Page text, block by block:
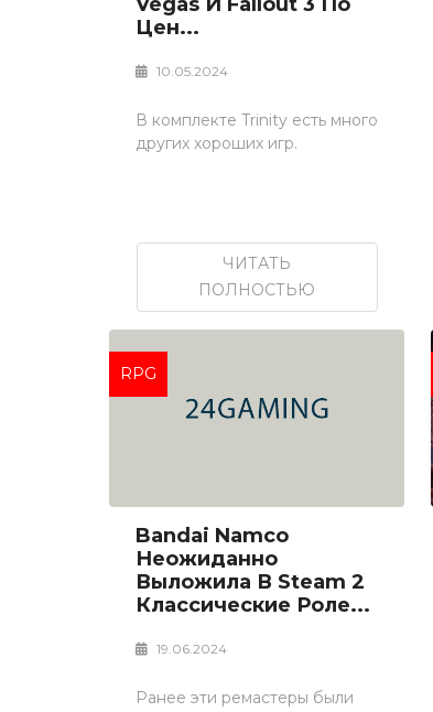
Цен...
10.05.2024
В комплекте Trinity есть много
других хороших игр.
ЧИТАТЬ
ПОЛНОСТЬЮ
RPG
Bandai Namco
Неожиданно
Выложила В Steam 2
Классические Роле...
19.06.2024
Ранее эти ремастеры были